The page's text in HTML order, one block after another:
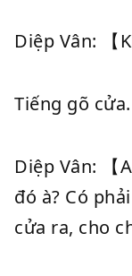
Diệp Vân: 【
Tiếng gõ cửa.
Diệp Vân: 【
đó à? Có
cửa ra, cho